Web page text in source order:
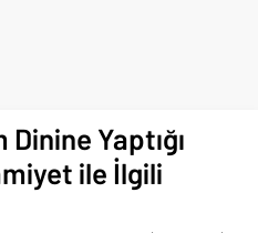
Yaptığı
ile İlgili